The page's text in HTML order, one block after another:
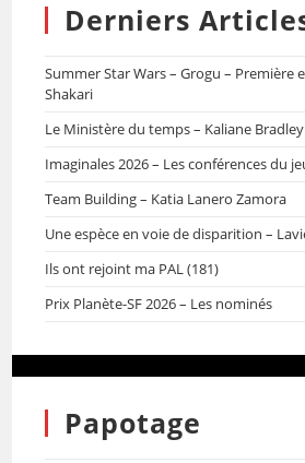
Derniers
Summer Star Wars – Grogu – Première
Shakari
Le Ministère du temps – Kaliane Bradley
Imaginales 2026 – Les conférences du
Team Building – Katia Lanero Zamora
Une espèce en voie de disparition –
Ils ont rejoint ma PAL (181)
Prix Planète-SF 2026 – Les nominés
Papotage